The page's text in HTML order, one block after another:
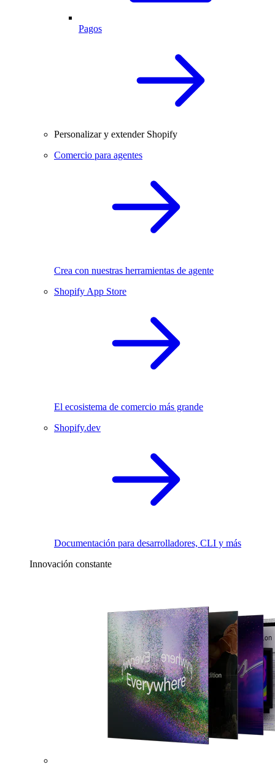
Pagos
Personalizar y extender Shopify
Comercio para agentes
Crea con nuestras herramientas de agente
Shopify App Store
El ecosistema de comercio más grande
Shopify.dev
Documentación para desarrolladores, CLI y más
Innovación constante